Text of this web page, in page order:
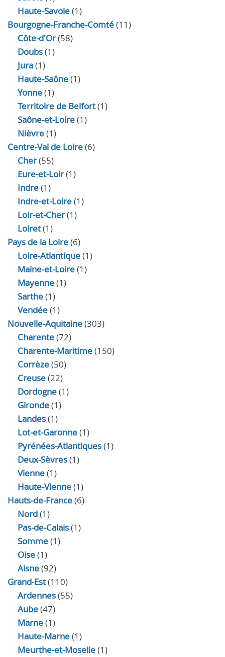
Haute-Savoie(1)
Bourgogne-Franche-Comté(11)
Côte-d'Or(58)
Doubs(1)
Jura(1)
Haute‑Saône(1)
Yonne(1)
Territoire de Belfort(1)
Saône-et-Loire(1)
Nièvre(1)
Centre-Val de Loire(6)
Cher(55)
Eure‑et‑Loir(1)
Indre(1)
Indre‑et‑Loire(1)
Loir‑et‑Cher(1)
Loiret(1)
Pays de la Loire(6)
Loire-Atlantique(1)
Maine-et-Loire(1)
Mayenne(1)
Sarthe(1)
Vendée(1)
Nouvelle-Aquitaine(303)
Charente(72)
Charente-Maritime(150)
Corrèze(50)
Creuse(22)
Dordogne(1)
Gironde(1)
Landes(1)
Lot-et-Garonne(1)
Pyrénées-Atlantiques(1)
Deux-Sèvres(1)
Vienne(1)
Haute-Vienne(1)
Hauts-de-France(6)
Nord(1)
Pas-de-Calais(1)
Somme(1)
Oise(1)
Aisne(92)
Grand-Est(110)
Ardennes(55)
Aube(47)
Marne(1)
Haute-Marne(1)
Meurthe-et-Moselle(1)